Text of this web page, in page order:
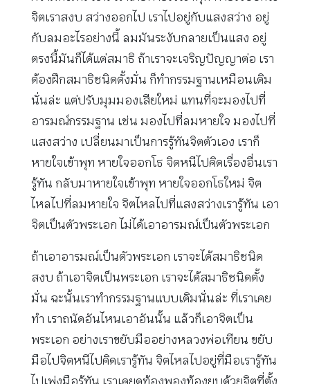
จิตเราสงบ สว่างออกไป เราไปอยู่กับแสงสว่าง อยู่
กับลมอะไรอย่างนี้ ลมมันระงับกลายเป็นแสง อยู่
ตรงนี้มันก็ได้แต่สมาธิ ถ้าเราจะเจริญปัญญาต่อ เรา
ต้องฝึกสมาธิชนิดตั้งมั่น ก็ทำกรรมฐานเหมือนเดิม
นั่นล่ะ แต่ปรับมุมมองเสียใหม่ แทนที่จะมองไปที่
อารมณ์กรรมฐาน เช่น มองไปที่ลมหายใจ มองไปที่
แสงสว่าง เปลี่ยนมาเป็นการรู้ทันจิตตัวเอง เราก็
หายใจเข้าพุท หายใจออกโธ จิตหนีไปคิดเรื่องอื่นเรา
รู้ทัน กลับมาหายใจเข้าพุท หายใจออกโธใหม่ จิต
ไหลไปที่ลมหายใจ จิตไหลไปที่แสงสว่างเรารู้ทัน เอา
จิตเป็นตัวพระเอก ไม่ได้เอาอารมณ์เป็นตัวพระเอก
ถ้าเอาอารมณ์เป็นตัวพระเอก เราจะได้สมาธิชนิด
สงบ ถ้าเอาจิตเป็นพระเอก เราจะได้สมาธิชนิดตั้ง
มั่น ฉะนั้นเราทำกรรมฐานแบบเดิมนั่นล่ะ ที่เราเคย
ทำ เราถนัดอันไหนเอาอันนั้น แล้วก็เอาจิตเป็น
พระเอก อย่างเราขยับมืออย่างหลวงพ่อเทียน ขยับ
มือไปจิตหนีไปคิดเรารู้ทัน จิตไหลไปอยู่ที่มือเรารู้ทัน
ไปเพ่งมือรู้ทัน เราเคยดูท้องพองท้องยุบด้วยจิตที่ตั้ง